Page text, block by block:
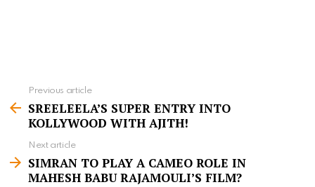
e
m
Previous article
SREELEELA’S SUPER ENTRY INTO
KOLLYWOOD WITH AJITH!
Next article
SIMRAN TO PLAY A CAMEO ROLE IN
MAHESH BABU RAJAMOULI’S FILM?